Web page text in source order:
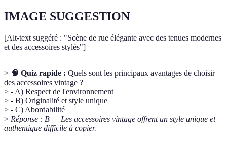
IMAGE SUGGESTION
[Alt-text suggéré : "Scène de rue élégante avec des tenues modernes
et des accessoires stylés"]
> 🧠 Quiz rapide : Quels sont les principaux avantages de choisir
des accessoires vintage ?
> - A) Respect de l'environnement
> - B) Originalité et style unique
> - C) Abordabilité
> Réponse : B — Les accessoires vintage offrent un style unique et
authentique difficile à copier.